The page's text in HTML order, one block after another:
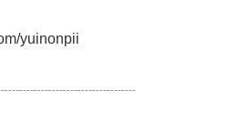
yuinonpii